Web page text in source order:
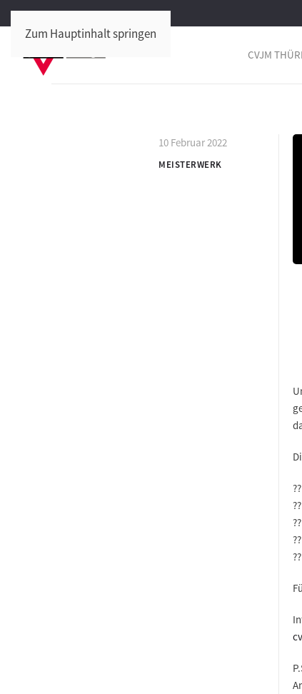
Zum Hauptinhalt springen
CVJM
10 Februar 2022
MEISTERWERK